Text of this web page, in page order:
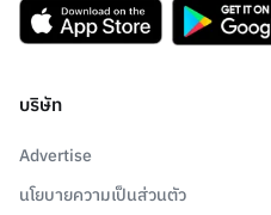
บริษัท
Advertise
นโยบายความเป็นส่วนตัว